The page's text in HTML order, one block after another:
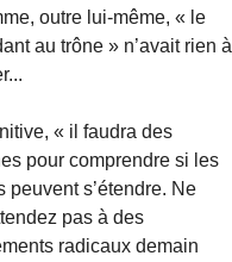
outre lui-même, « le
au trône » n’avait rien à
« il faudra des
pour comprendre si les
peuvent s’étendre. Ne
pas à des
radicaux demain